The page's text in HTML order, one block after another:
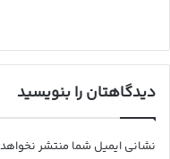
دیدگاهتان را بنویسید
نشانی ایمیل شما منتشر